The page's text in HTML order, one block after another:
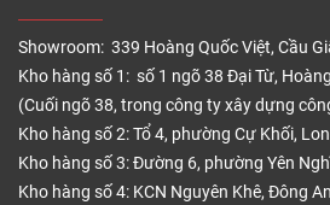
Showroom: 339 Hoàng Quốc Việt, Cầu
Kho hàng số 1: số 1 ngõ 38 Đại Từ,
(Cuối ngõ 38, trong công ty xây dựng
Kho hàng số 2: Tổ 4, phường Cự Khối,
Kho hàng số 3: Đường 6, phường Yên
Kho hàng số 4: KCN Nguyên Khê, Đông